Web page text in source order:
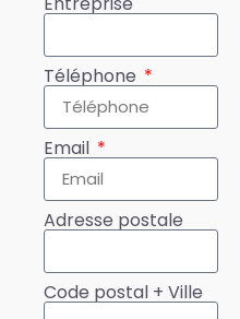
Téléphone
Email
Adresse postale
Code postal + Ville